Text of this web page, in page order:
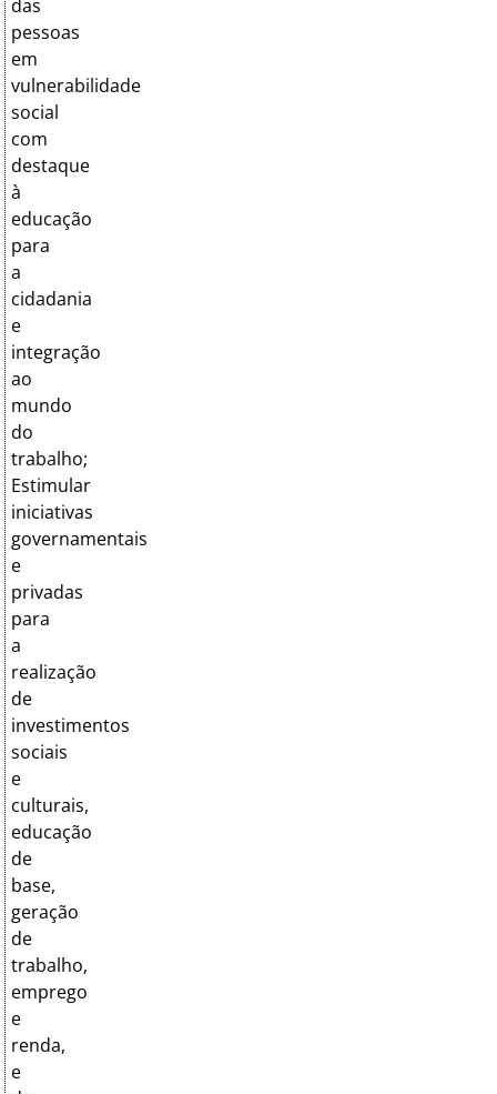
das
pessoas
em
vulnerabilidade
social
com
destaque
à
educação
para
a
cidadania
e
integração
ao
mundo
do
trabalho;
Estimular
iniciativas
governamentais
e
privadas
para
a
realização
de
investimentos
sociais
e
culturais,
educação
de
base,
geração
de
trabalho,
emprego
e
renda,
e